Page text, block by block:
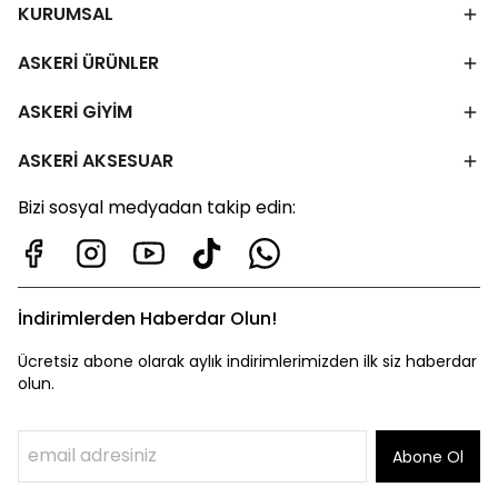
KURUMSAL
ASKERİ ÜRÜNLER
ASKERİ GİYİM
ASKERİ AKSESUAR
Bizi sosyal medyadan takip edin:
İndirimlerden Haberdar Olun!
Ücretsiz abone olarak aylık indirimlerimizden ilk siz haberdar
olun.
Abone Ol